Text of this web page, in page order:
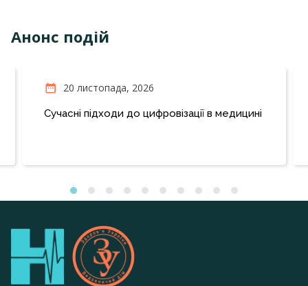
Анонс подій
20 листопада, 2026
Сучасні підходи до цифровізації в медицині